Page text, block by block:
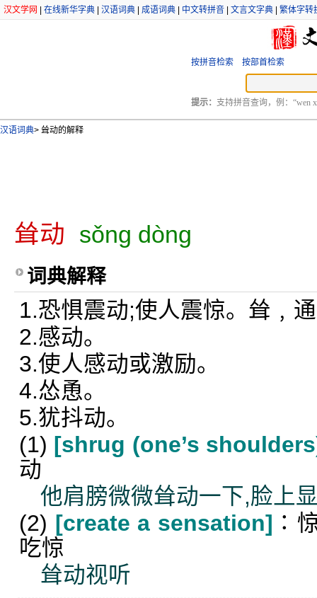
汉文学网 在线新华字典 汉语词典 成语词典 中文转拼音 文言文字典 繁体字转
按拼音检索 按部首检索
提示： 支持拼音查询，例：“wen
汉语词典> 耸动的解释
耸动 sǒng dòng
词典解释
1.恐惧震动;使人震惊。耸﹐通
2.感动。
3.使人感动或激励。
4.怂恿。
5.犹抖动。
(1) [shrug (one’s
动
他肩膀微微耸动一下,脸上
(2) [create a sensation] ∶
吃惊
耸动视听